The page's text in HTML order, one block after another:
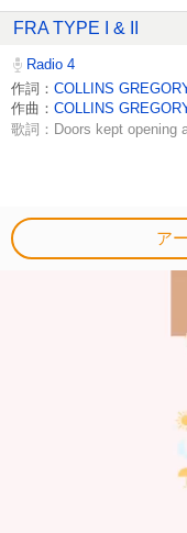
FRA TYPE I & II
Radio 4
作詞： COLLINS
作曲： COLLINS
歌詞：Doors kept opening
ア